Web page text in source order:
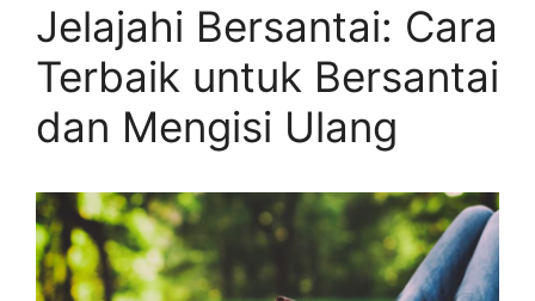
Jelajahi Bersantai: Cara
Terbaik untuk Bersantai
dan Mengisi Ulang